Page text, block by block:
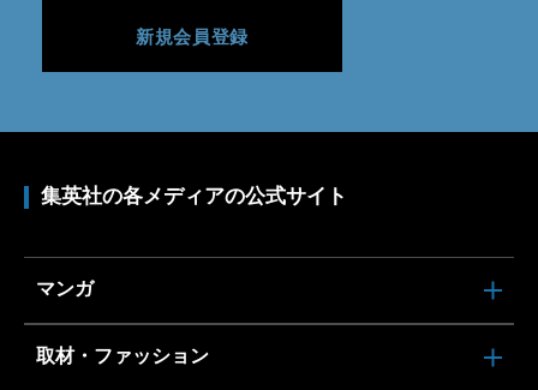
新規会員登録
集英社の各メディアの公式サイト
マンガ
取材・ファッション